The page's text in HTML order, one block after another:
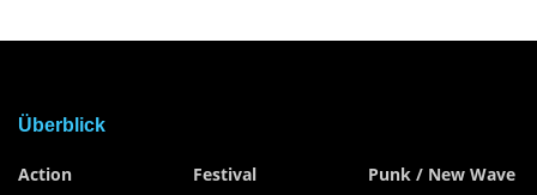
Überblick
Action
Festival
Punk / New Wave